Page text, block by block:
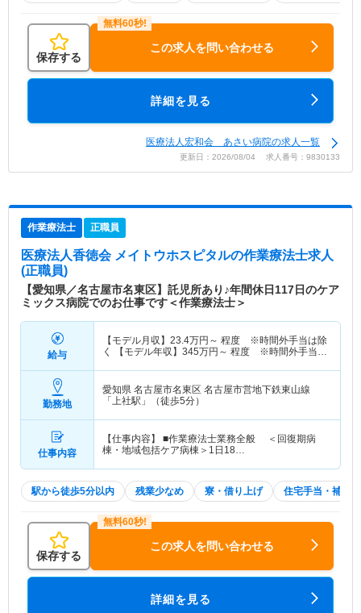
保存する
この求人を問い合わせる
詳細を見る
医療法人宏和会 あさい病院の求人一覧
更新日：2026/08/04 求人番号：9830133
作業療法士 正職員
医療法人香徳会 メイトウホスピタルの作業療法士求人
(正職員)
【愛知県／名古屋市名東区】託児所あり♪年間休日117日のケア
ミックス病院でのお仕事です＜作業療法士＞
給与
【モデル月収】 23.4万円～ 程度 ※時間外手当は除
く 【モデル年収】 345万円～ 程度 ※時間外手当は
勤務地
愛知県 名古屋市名東区 名古屋市営地下鉄東山線
「上社駅」（徒歩5分）
仕事内容
【仕事内容】 ■作業療法士業務全般 ＜回復期病
棟・地域包括ケア病棟＞1日18…
駅から徒歩5分以内 残業少なめ 寮・借り上げ 住宅手当・補助
保存する
この求人を問い合わせる
詳細を見る